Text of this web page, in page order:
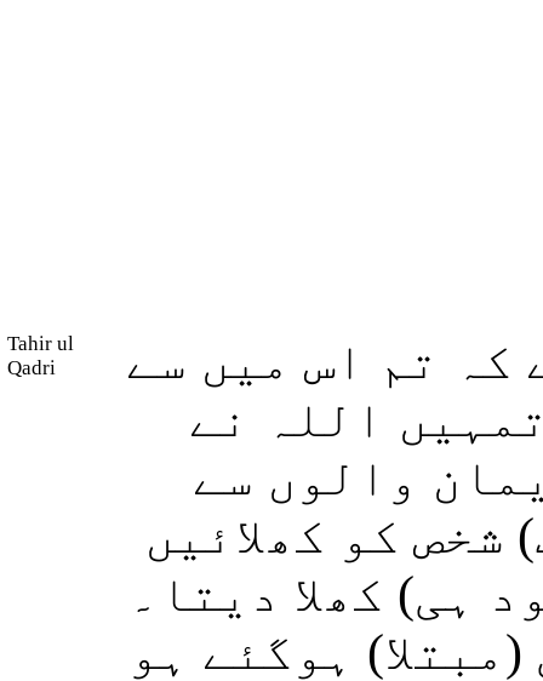
Tahir ul
Qadri
تم اس میں سے
اللہ نے
والوں سے
کو کھلائیں
ہی) کھلا دیتا۔
ہوگئے ہو